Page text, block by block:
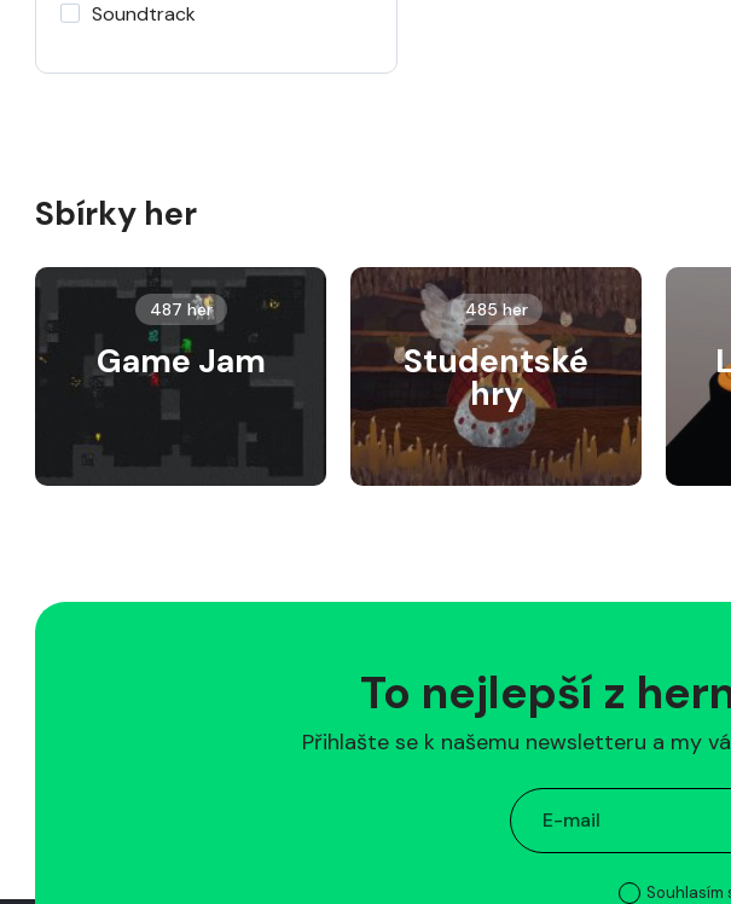
Soundtrack
Sbírky her
487 her
Game Jam
485 her
Studentské
hry
To nejlepší z
Přihlašte se k našemu newsletteru a my
Souhlasím